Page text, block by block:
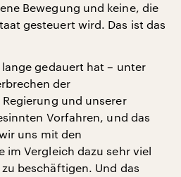
Bewegung und keine, die
gesteuert wird. Das ist das
lange gedauert hat – unter
der
und unserer
Vorfahren, und das
uns mit den
im Vergleich dazu sehr viel
beschäftigen. Und das